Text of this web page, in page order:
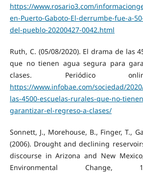
https://www.rosario3.com/
en-Puerto-Gaboto-El-derrumbe-fue-a-
del-pueblo-20200427-0042.html
Ruth, C. (05/08/2020). El drama de las
que no tienen agua segura para
clases. Periódico
https://www.infobae.com/sociedad/
las-4500-escuelas-rurales-que-no-
garantizar-el-regreso-a-clases/
Sonnett, J., Morehouse, B., Finger, T.,
(2006). Drought and declining
discourse in Arizona and New
Environmental Change,